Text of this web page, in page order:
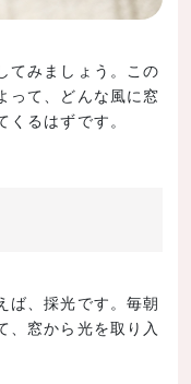
てみましょう。この
って、どんな風に窓
るはずです。
ば、採光です。毎朝
、窓から光を取り入